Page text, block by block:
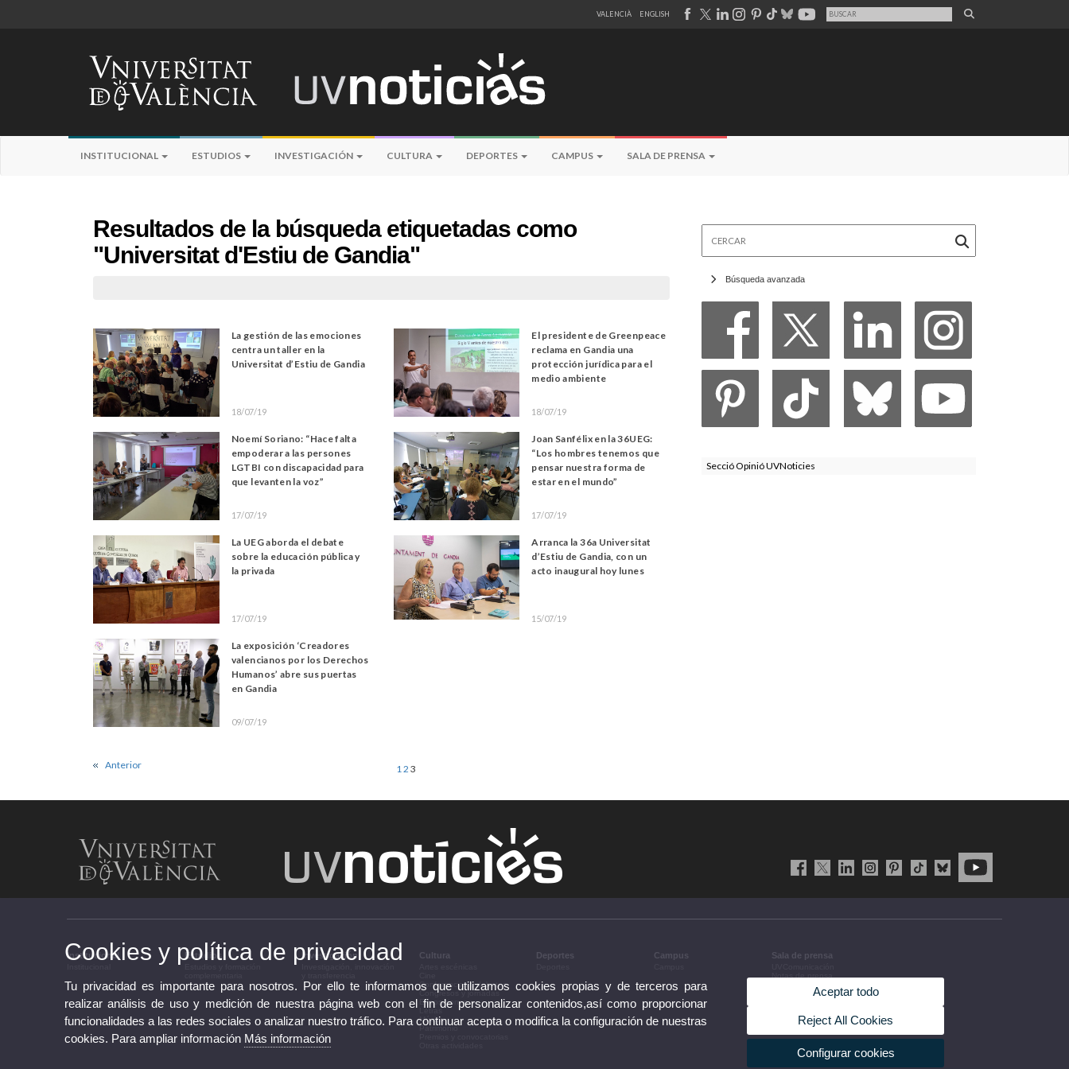
VALENCIÀ ENGLISH
INSTITUCIONAL ESTUDIOS INVESTIGACIÓN CULTURA DEPORTES CAMPUS SALA DE PRENSA
Resultados de la búsqueda etiquetadas como
"Universitat d'Estiu de Gandia"
La gestión de las emociones
centra un taller en la
Universitat d’Estiu de Gandia
18/07/19
El presidente de Greenpeace
reclama en Gandia una
protección jurídica para el
medio ambiente
18/07/19
Noemí Soriano: “Hace falta
empoderar a las persones
LGTBI con discapacidad para
que levanten la voz”
17/07/19
Joan Sanfélix en la 36UEG:
“Los hombres tenemos que
pensar nuestra forma de
estar en el mundo”
17/07/19
La UEG aborda el debate
sobre la educación pública y
la privada
17/07/19
Arranca la 36a Universitat
d’Estiu de Gandia, con un
acto inaugural hoy lunes
15/07/19
La exposición ‘Creadores
valencianos por los Derechos
Humanos’ abre sus puertas
en Gandia
09/07/19
Anterior 12 3
Búsqueda avanzada
Secció Opinió UVNoticies
Institucional Estudios Investigación Cultura
Conferencias y debates
Congresos y jornadas
Exposiciones
Letras
Música
Patrimonio
Deportes Campus Sala de prensa
Acuerdos de gobierno
Cookies y política de privacidad
Tu privacidad es importante para nosotros. Por ello te informamos que utilizamos cookies propias y de terceros para
realizar análisis de uso y medición de nuestra página web con el fin de personalizar contenidos,así como proporcionar
funcionalidades a las redes sociales o analizar nuestro tráfico. Para continuar acepta o modifica la configuración de nuestras
cookies. Para ampliar información Más información
Aceptar todo
Reject All Cookies
Configurar cookies